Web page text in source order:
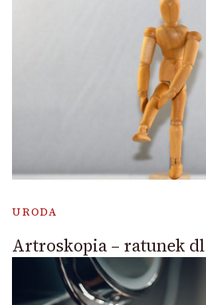
URODA
Artroskopia – ratunek